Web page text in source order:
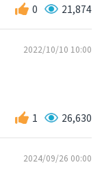
0 21,874
2022/10/10 10:00
1 26,630
2024/09/26 00:00